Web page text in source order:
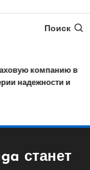
Поиск
компанию в
надежности и
станет